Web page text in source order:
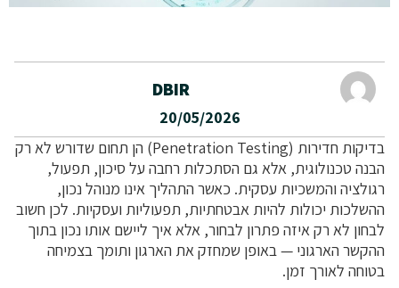
DBIR
20/05/2026
בדיקות חדירות (Penetration Testing) הן תחום שדורש לא רק
הבנה טכנולוגית, אלא גם הסתכלות רחבה על סיכון, תפעול,
רגולציה והמשכיות עסקית. כאשר התהליך אינו מנוהל נכון,
ההשלכות יכולות להיות אבטחתיות, תפעוליות ועסקיות. לכן חשוב
לבחון לא רק איזה פתרון לבחור, אלא איך ליישם אותו נכון בתוך
ההקשר הארגוני — באופן שמחזק את הארגון ותומך בצמיחה
בטוחה לאורך זמן.